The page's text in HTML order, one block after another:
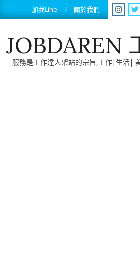
to
加我Line 關於我們
JOBDAREN
服務是工作達人架站的宗旨,工作|生活|